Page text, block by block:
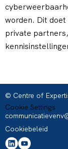
worden. Dit
private
© Centre of
Cookie Settings
Cookiebeleid